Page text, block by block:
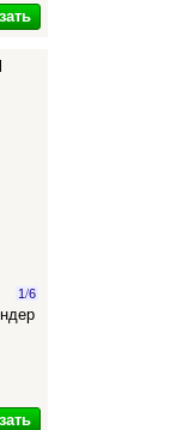
1/6